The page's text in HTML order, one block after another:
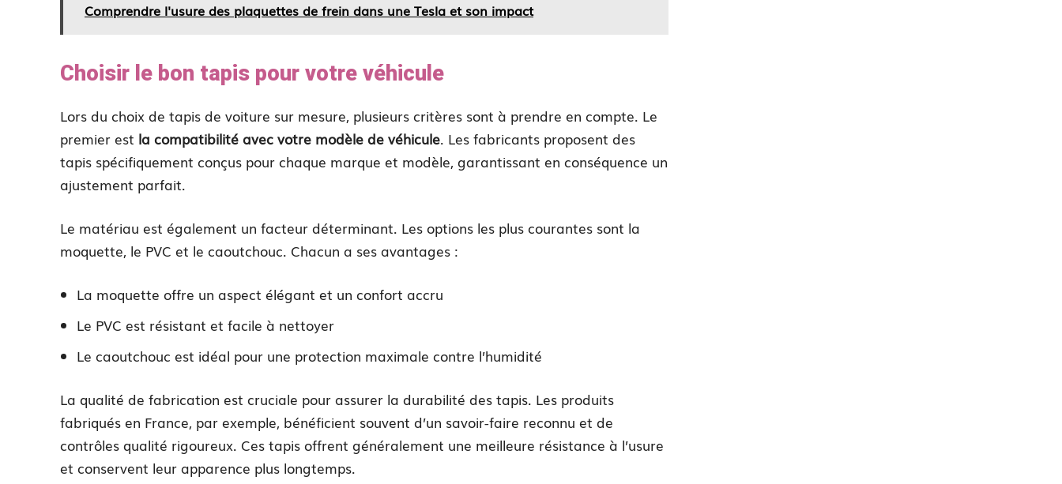
Comprendre l'usure des plaquettes de frein dans une Tesla et son impact
Choisir le bon tapis pour votre véhicule
Lors du choix de tapis de voiture sur mesure, plusieurs critères sont à prendre en compte. Le
premier est la compatibilité avec votre modèle de véhicule. Les fabricants proposent des
tapis spécifiquement conçus pour chaque marque et modèle, garantissant en conséquence un
ajustement parfait.
Le matériau est également un facteur déterminant. Les options les plus courantes sont la
moquette, le PVC et le caoutchouc. Chacun a ses avantages :
La moquette offre un aspect élégant et un confort accru
Le PVC est résistant et facile à nettoyer
Le caoutchouc est idéal pour une protection maximale contre l’humidité
La qualité de fabrication est cruciale pour assurer la durabilité des tapis. Les produits
fabriqués en France, par exemple, bénéficient souvent d’un savoir-faire reconnu et de
contrôles qualité rigoureux. Ces tapis offrent généralement une meilleure résistance à l’usure
et conservent leur apparence plus longtemps.